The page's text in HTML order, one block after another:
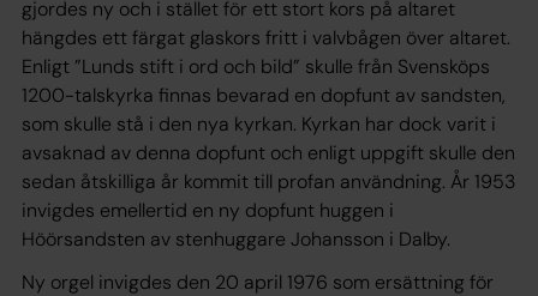
gjordes ny och i stället för ett stort kors på altaret
hängdes ett färgat glaskors fritt i valvbågen över altaret.
Enligt ”Lunds stift i ord och bild” skulle från Svensköps
1200-talskyrka finnas bevarad en dopfunt av sandsten,
som skulle stå i den nya kyrkan. Kyrkan har dock varit i
avsaknad av denna dopfunt och enligt uppgift skulle den
sedan åtskilliga år kommit till profan användning. År 1953
invigdes emellertid en ny dopfunt huggen i
Höörsandsten av stenhuggare Johansson i Dalby.
Ny orgel invigdes den 20 april 1976 som ersättning för